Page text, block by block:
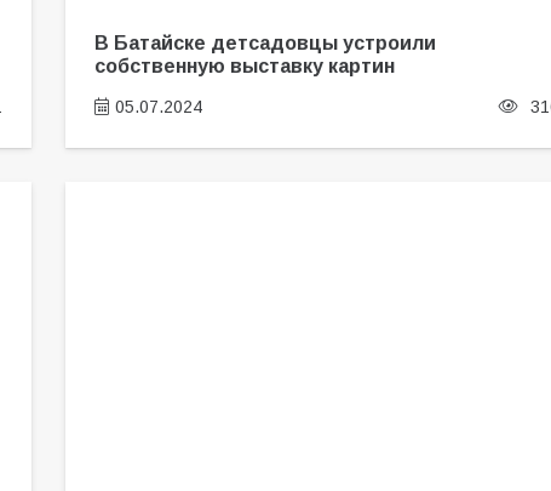
В Батайске детсадовцы устроили
собственную выставку картин
05.07.2024